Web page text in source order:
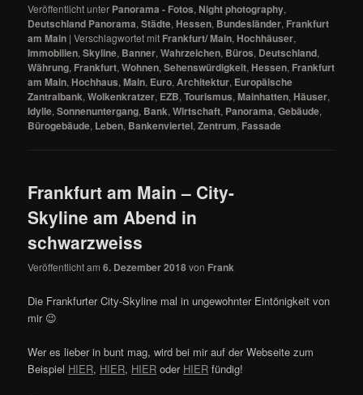
Veröffentlicht unter Panorama - Fotos, Night photography,
Deutschland Panorama,Städte, Hessen, Bundesländer, Frankfurt
am Main |Verschlagwortet mit Frankfurt/ Main, Hochhäuser,
Immobilien,Skyline, Banner,Wahrzeichen, Büros, Deutschland,
Währung, Frankfurt,Wohnen,Sehenswürdigkeit, Hessen, Frankfurt
am Main, Hochhaus,Main, Euro, Architektur, Europäische
Zantralbank,Wolkenkratzer, EZB,Tourismus,Mainhatten, Häuser,
Idylle,Sonnenuntergang, Bank,Wirtschaft, Panorama,Gebäude,
Bürogebäude, Leben, Bankenviertel,Zentrum, Fassade
Frankfurt am Main – City-
Skyline am Abend in
schwarzweiss
Veröffentlicht am6. Dezember 2018von Frank
Die Frankfurter City-Skyline mal in ungewohnter Eintönigkeit von
mir 😉
Wer es lieber in bunt mag, wird bei mir auf der Webseite zum
Beispiel HIER, HIER, HIER oder HIER fündig!